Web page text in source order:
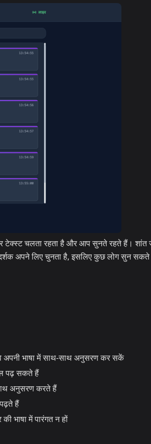
टेक्स्ट चलता रहता है और आप सुनते रहते हैं। शांत
अपने लिए चुनता है, इसलिए कुछ लोग सुन
भाषा में साथ-साथ अनुसरण कर सकें
पढ़ सकते हैं
अनुसरण करते हैं
हैं
भाषा में पारंगत न हों